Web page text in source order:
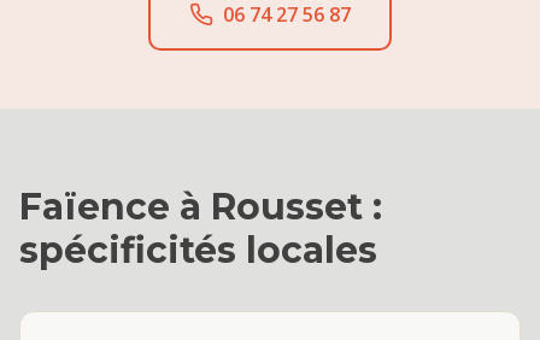
06 74 27 56 87
Faïence à Rousset :
spécificités locales